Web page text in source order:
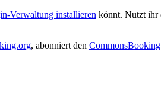
Verwaltung installieren könnt. Nutzt ihr
, abonniert den